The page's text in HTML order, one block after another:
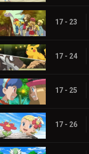
17 - 23
17 - 24
17 - 25
17 - 26